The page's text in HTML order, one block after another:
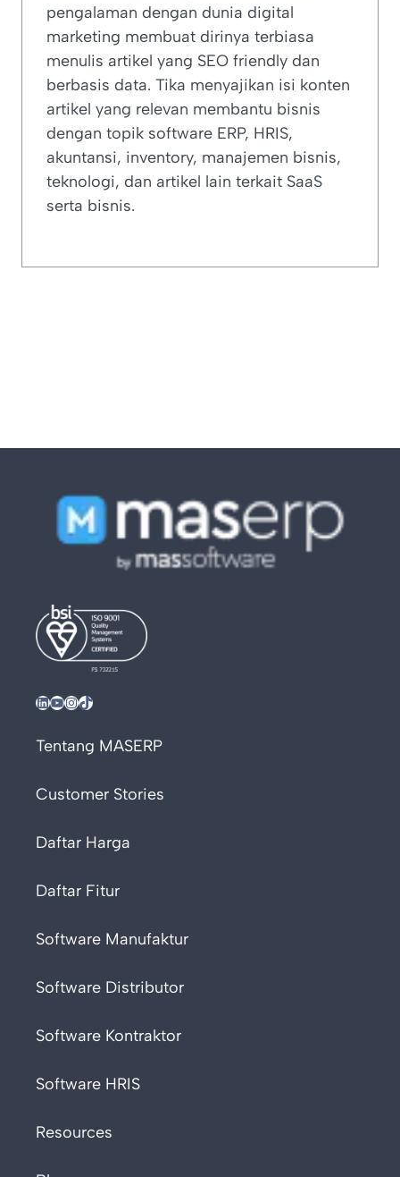
pengalaman dengan dunia digital
marketing membuat dirinya terbiasa
menulis artikel yang SEO friendly dan
berbasis data. Tika menyajikan isi konten
artikel yang relevan membantu bisnis
dengan topik software ERP, HRIS,
akuntansi, inventory, manajemen bisnis,
teknologi, dan artikel lain terkait SaaS
serta bisnis.
LinkedIn YouTube InstagramTikTok
Tentang MASERP
Customer Stories
Daftar Harga
Daftar Fitur
Software Manufaktur
Software Distributor
Software Kontraktor
Software HRIS
Resources